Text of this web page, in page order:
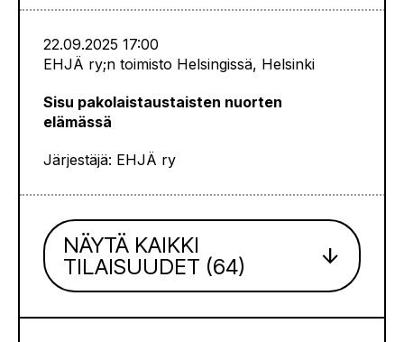
22.09.2025 17:00
EHJÄ ry;n toimisto Helsingissä, Helsinki
Sisu pakolaistaustaisten nuorten
elämässä
Järjestäjä: EHJÄ ry
NÄYTÄ KAIKKI
TILAISUUDET (64) arrow_downward